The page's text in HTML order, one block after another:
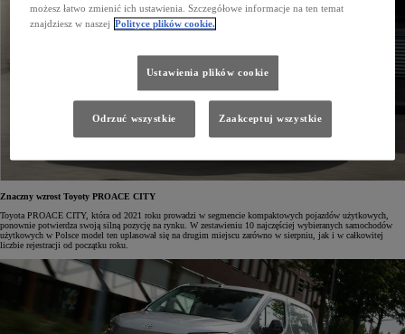
Znaczny wzrost Toyoty PROACE CITY
Toyota PROACE CITY, która od 2021 roku prowadzi w segmencie kompaktowych pojazdów użytkowych,
ponownie potwierdza swoją silną pozycję na rynku. W zestawieniu 10 najczęściej wybieranych samochodów
użytkowych w Polsce model ten uplasował się na drugim miejscu zarówno w sierpniu, jak i w całkowitej
liczbie rejestracji od początku roku.
możesz łatwo zmienić ich ustawienia. Szczegółowe informacje na ten temat
znajdziesz w naszej Polityce plików cookie.
Ustawienia plików cookie
Odrzuć wszystkie Zaakceptuj wszystkie